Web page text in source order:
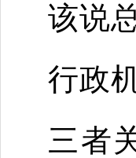
该说
行政
三者